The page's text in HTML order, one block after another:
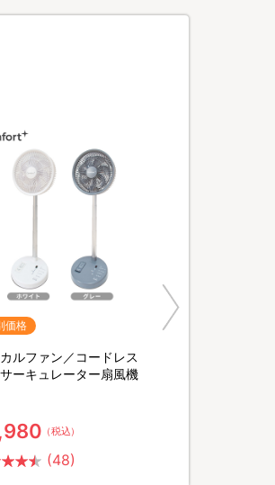
価格
ルファン／コードレス
ーキュレーター扇風機
（税込）
(48)